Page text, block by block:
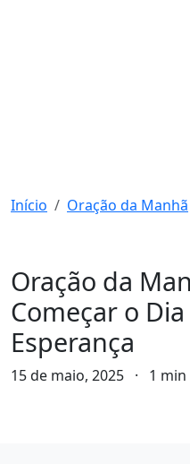
Início Oração da Manhã
Oração da
Começar o
Esperança
15 de maio, 2025 · 1